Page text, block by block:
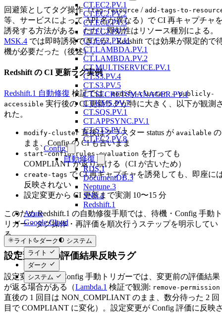
CT.EC2.PV.1
CT.EC2.PV.2
CT.EC2.PV.3
CT.EC2.PV.7
CT.EC2.PV.11
CT.LAMBDA.PV.1
CT.LAMBDA.PV.2
CT.MULTISERVICE.PV.1
CT.S3.PV.4
CT.S3.PV.5
CT.SECRETSMANAGER.PV.1
CT.KMS.PV.7
CT.SQS.PV.1
CT.APPSYNC.PV.1
CT.STS.PV.1
CT.EC2.PV.8
Config
自動修復
RDS.1
DocumentDB.3
Neptune.3
SNS.4
Redshift.1
Azure
Google Cloud
ライト ダーク
システム
ライト
ダーク
システム
回避策としてタグ操作（tag-resource / add-tags-to-
等、サービスによって API 名が異なる）で CI 再キャプチャ
誘発する方法がある。ただし即効性はリソース種別による。
MSK.4 では即時誘発できたが、Redshift では効果が限定的で
機が必要だった（後述）。
Redshift の CI 更新ラグ実例
Redshift.1 自動修復 検証では、modify-cluster --publicly-
accessible 実行後の CI 更新ラグが特に大きく、以下が観測
れた。
modify-cluster 直後はクラスター status が available の
まま、Config の CI も古いまま
start-config-rules-evaluation を打っても
COMPLIANT が返り続ける（CI が古いため）
create-tags で CI 再キャプチャを誘発しても、即座に
反映されない
設定変更から CI 更新まで実測 10〜15 分
このため Redshift.1 の自動修復手順では、待機・Config 手動ト
リガー・タグ操作・再評価を順次行うステップを明示してい
る。
設定変更後の評価結果反映ラグ
設定変更直後の Config 手動トリガーでは、変更前の評価結果
が返る場合がある（Lambda.1 検証で観測: remove-permission
直後の 1 回目は NON_COMPLIANT のまま、数分待った 2 回
目で COMPLIANT に変化）。設定変更が Config 評価に反映